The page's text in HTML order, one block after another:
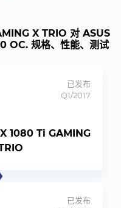
X TRIO 对 ASUS
OC. 规格、性能、测试
已发布
Q1/2017
1080 Ti GAMING
已发布